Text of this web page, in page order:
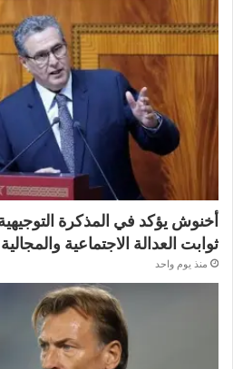
ثوابت العدالة الاجتماعية
منذ يوم واحد